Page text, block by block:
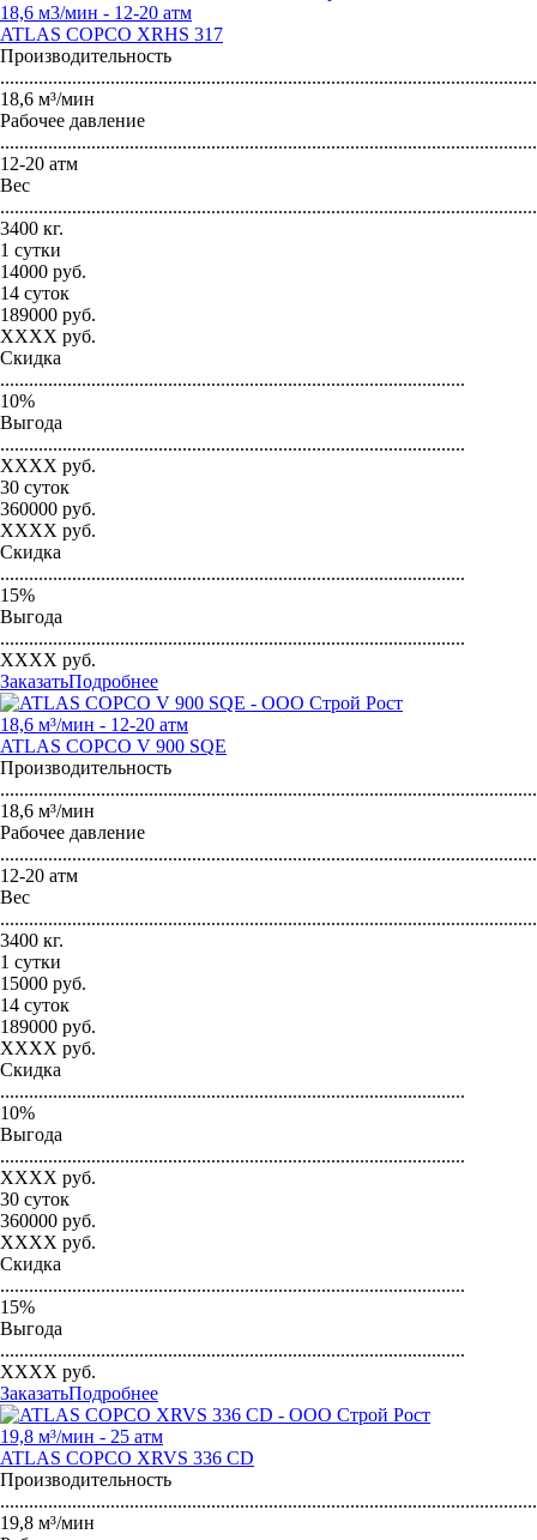
18,6 м3/мин - 12-20 атм
ATLAS COPCO ХRHS 317
Производительность
18,6 м³/мин
Рабочее давление
12-20 атм
Вес
3400 кг.
1 сутки
14000 руб.
14 суток
189000 руб.
XXXX руб.
Скидка
.................................................................................................
10%
Выгода
.................................................................................................
XXXX руб.
30 суток
360000 руб.
XXXX руб.
Скидка
.................................................................................................
15%
Выгода
.................................................................................................
XXXX руб.
ЗаказатьПодробнее
18,6 м³/мин - 12-20 атм
ATLAS COPCO V 900 SQE
Производительность
18,6 м³/мин
Рабочее давление
12-20 атм
Вес
3400 кг.
1 сутки
15000 руб.
14 суток
189000 руб.
XXXX руб.
Скидка
.................................................................................................
10%
Выгода
.................................................................................................
XXXX руб.
30 суток
360000 руб.
XXXX руб.
Скидка
.................................................................................................
15%
Выгода
.................................................................................................
XXXX руб.
ЗаказатьПодробнее
19,8 м³/мин - 25 атм
ATLAS COPCO XRVS 336 CD
Производительность
19,8 м³/мин